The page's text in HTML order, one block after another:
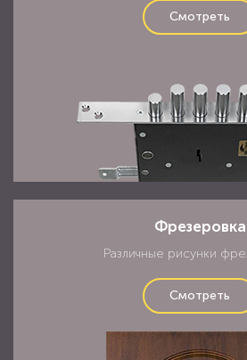
Фрезеровка
Смотреть